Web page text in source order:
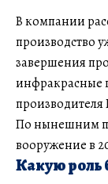
В компании
производство
завершения
инфракрасные
производителя
По нынешним
вооружение в
Какую роль